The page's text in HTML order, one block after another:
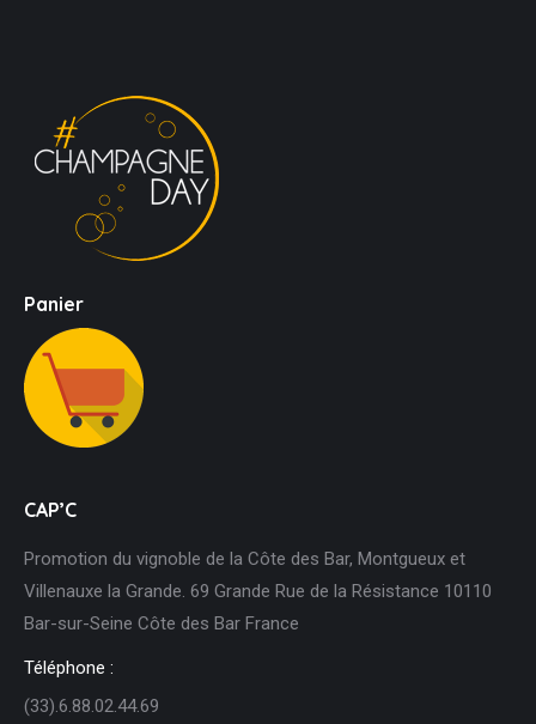
Panier
CAP’C
Promotion du vignoble de la Côte des Bar, Montgueux et
Villenauxe la Grande. 69 Grande Rue de la Résistance 10110
Bar-sur-Seine Côte des Bar France
Téléphone :
(33).6.88.02.44.69